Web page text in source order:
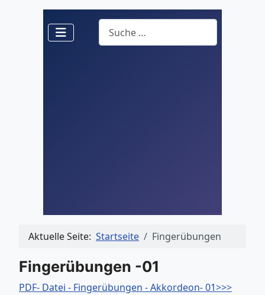
Suchen
Aktuelle Seite: Startseite Fingerübungen
Fingerübungen -01
PDF- Datei - Fingerübungen - Akkordeon- 01>>>